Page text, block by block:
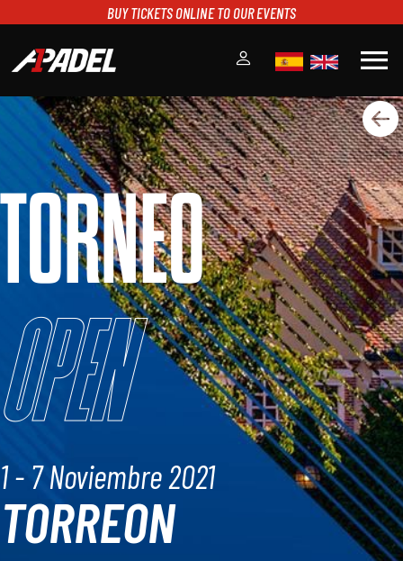
BUY TICKETS ONLINE TO OUR EVENTS
menu
A1PADEL
RANKING
CALENDARIO
TORNEOS
NOTICIAS
MULTIMEDIA
SCOREBOARD
STREAMING
TORNEO
Open
1 - 7 Noviembre 2021
TORREON